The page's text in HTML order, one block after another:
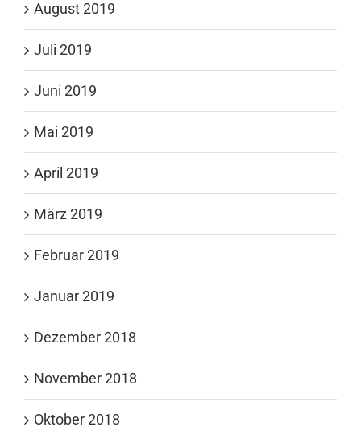
August 2019
Juli 2019
Juni 2019
Mai 2019
April 2019
März 2019
Februar 2019
Januar 2019
Dezember 2018
November 2018
Oktober 2018